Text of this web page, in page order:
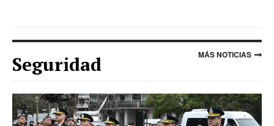
Seguridad MÁS NOTICIAS